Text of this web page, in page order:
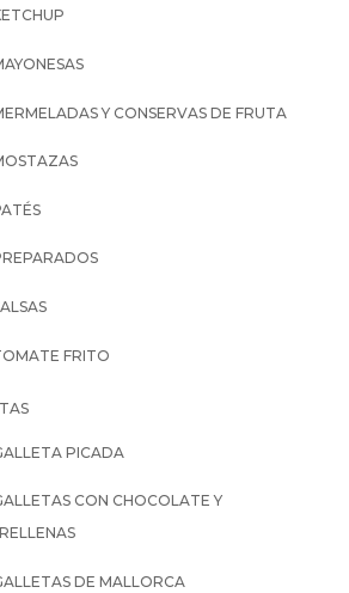
Y CONSERVAS DE FRUTA
FRITO
PICADA
CON CHOCOLATE Y
RELLENAS
DE MALLORCA